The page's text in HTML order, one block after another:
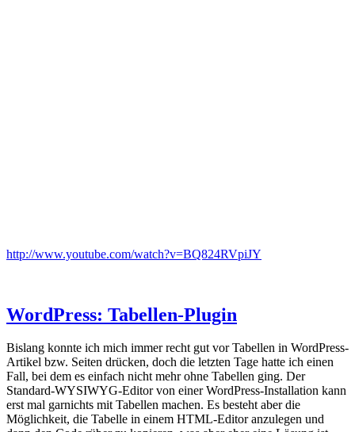
http://www.youtube.com/watch?v=BQ824RVpiJY
WordPress: Tabellen-Plugin
Bislang konnte ich mich immer recht gut vor Tabellen in WordPress-
Artikel bzw. Seiten drücken, doch die letzten Tage hatte ich einen
Fall, bei dem es einfach nicht mehr ohne Tabellen ging. Der
Standard-WYSIWYG-Editor von einer WordPress-Installation kann
erst mal garnichts mit Tabellen machen. Es besteht aber die
Möglichkeit, die Tabelle in einem HTML-Editor anzulegen und